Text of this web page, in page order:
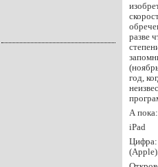
разве
год,
А
iPad
Цифра: